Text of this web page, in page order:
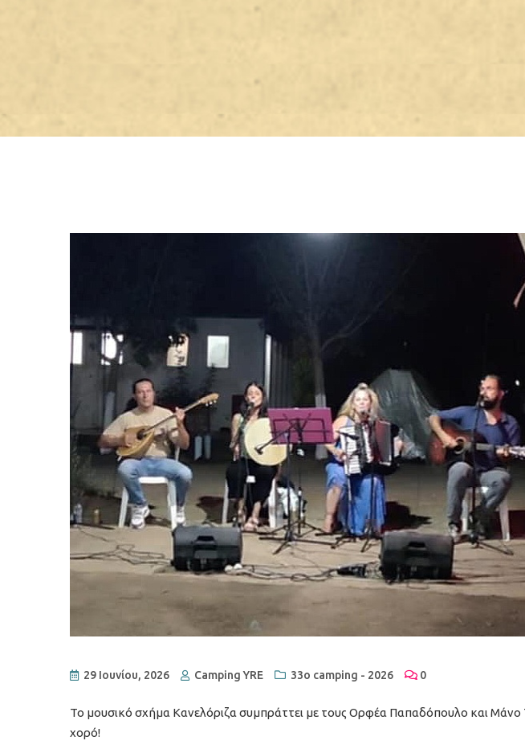
29 Ιουνίου, 2026 Camping YRE 33o camping - 2026 0
Το μουσικό σχήμα Κανελόριζα συμπράττει με τους Ορφέα Παπαδόπουλο και
χορό!